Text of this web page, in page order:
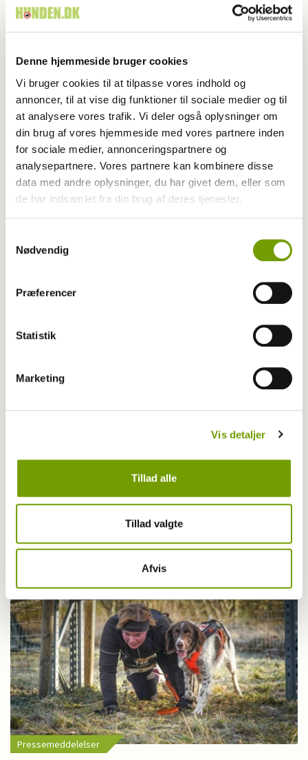
Denne hjemmeside bruger cookies
Vi bruger cookies til at tilpasse vores indhold og
annoncer, til at vise dig funktioner til sociale medier og til
at analysere vores trafik. Vi deler også oplysninger om
din brug af vores hjemmeside med vores partnere inden
for sociale medier, annonceringspartnere og
analysepartnere. Vores partnere kan kombinere disse
data med andre oplysninger, du har givet dem, eller som
de har indsamlet fra din brug af deres tjenester.
Nødvendig
Præferencer
Statistik
Marketing
Vis detaljer
Tillad alle
Tillad valgte
Afvis
Konkurrencer
Forårsfornemmelser og hundeglæde i
Pressemeddelelser
K9 Biathlon for alle inviterer til
forårsfornemmelser i Bevtoft
Pressemeddelelser